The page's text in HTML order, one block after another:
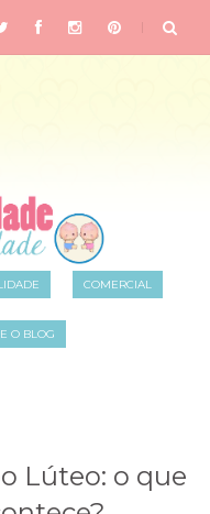
COMERCIAL
O BLOG
Lúteo: o que